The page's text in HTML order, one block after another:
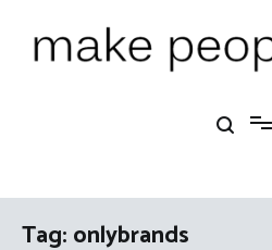
Tag:onlybrands